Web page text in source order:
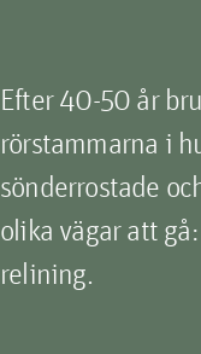
Efter 40-50 år
rörstammarna i
sönderrostade
olika vägar att
relining.